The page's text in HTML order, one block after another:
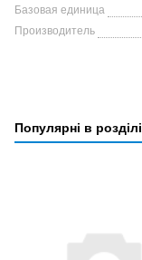
Базовая единица
Производитель
Популярні в розділі